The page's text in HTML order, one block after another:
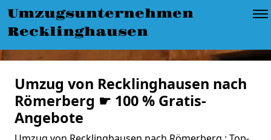
Umzugsunternehmen
Recklinghausen
Umzug von Recklinghausen nach
Römerberg ☛ 100 % Gratis-
Angebote